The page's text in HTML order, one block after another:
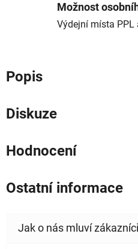
Možnost
Výdejní místa PPL
Popis
Diskuze
Hodnocení
Ostatní informace